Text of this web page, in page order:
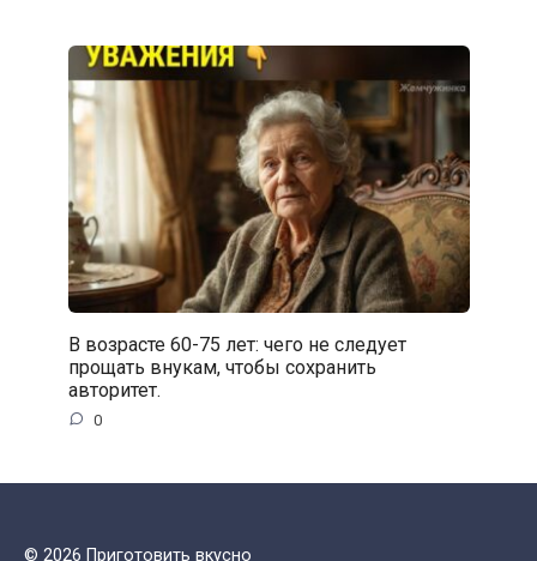
В возрасте 60-75 лет: чего не следует
прощать внукам, чтобы сохранить
авторитет.
0
© 2026 Приготовить вкусно